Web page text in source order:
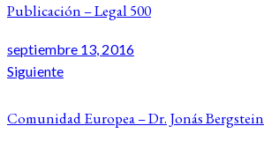
Publicación – Legal 500
septiembre 13, 2016
Siguiente
Comunidad Europea – Dr. Jonás Bergstein